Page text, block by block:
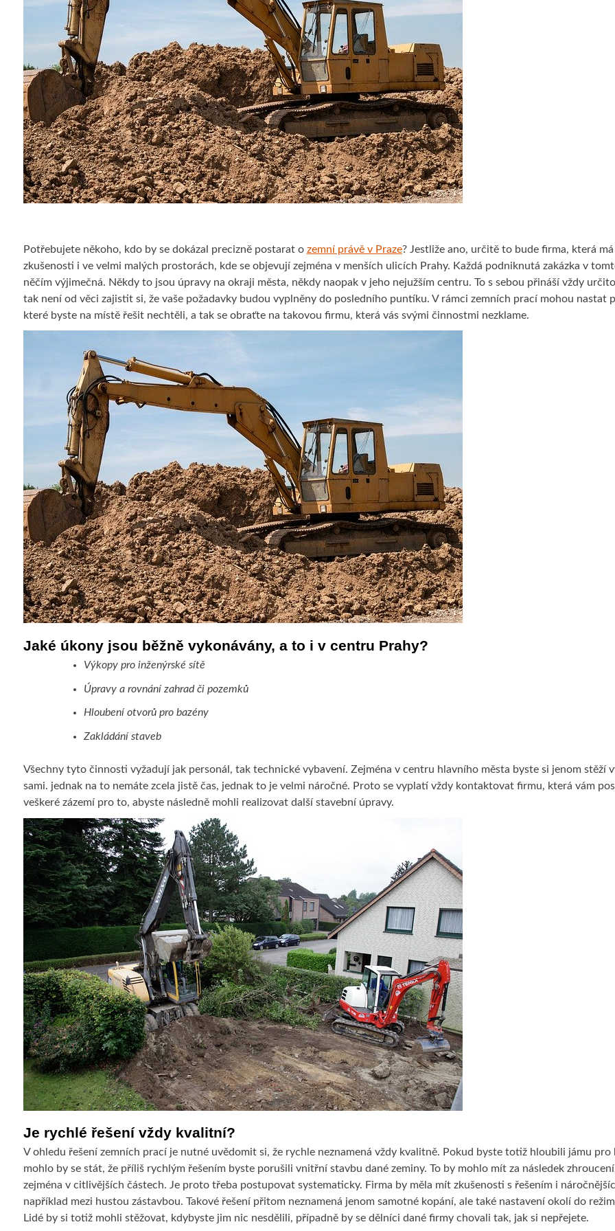
Potřebujete někoho, kdo by se dokázal precizně postarat o zemní právě v Praze? Jestliže ano, určitě to bude firma, která má
zkušenosti i ve velmi malých prostorách, kde se objevují zejména v menších ulicích Prahy. Každá podniknutá zakázka v
něčím výjimečná. Někdy to jsou úpravy na okraji města, někdy naopak v jeho nejužším centru. To s sebou přináší vždy
tak není od věci zajistit si, že vaše požadavky budou vyplněny do posledního puntíku. V rámci zemních prací mohou nastat
které byste na místě řešit nechtěli, a tak se obraťte na takovou firmu, která vás svými činnostmi nezklame.
Jaké úkony jsou běžně vykonávány, a to i v centru Prahy?
Výkopy pro inženýrské sítě
Úpravy a rovnání zahrad či pozemků
Hloubení otvorů pro bazény
Zakládání staveb
Všechny tyto činnosti vyžadují jak personál, tak technické vybavení. Zejména v centru hlavního města byste si jenom stěží
sami. jednak na to nemáte zcela jistě čas, jednak to je velmi náročné. Proto se vyplatí vždy kontaktovat firmu, která vám
veškeré zázemí pro to, abyste následně mohli realizovat další stavební úpravy.
Je rychlé řešení vždy kvalitní?
V ohledu řešení zemních prací je nutné uvědomit si, že rychle neznamená vždy kvalitně. Pokud byste totiž hloubili jámu pro
mohlo by se stát, že příliš rychlým řešením byste porušili vnitřní stavbu dané zeminy. To by mohlo mít za následek
zejména v citlivějších částech. Je proto třeba postupovat systematicky. Firma by měla mít zkušenosti s řešením i
například mezi hustou zástavbou. Takové řešení přitom neznamená jenom samotné kopání, ale také nastavení okolí do
Lidé by si totiž mohli stěžovat, kdybyste jim nic nesdělili, případně by se dělníci dané firmy chovali tak, jak si nepřejete.